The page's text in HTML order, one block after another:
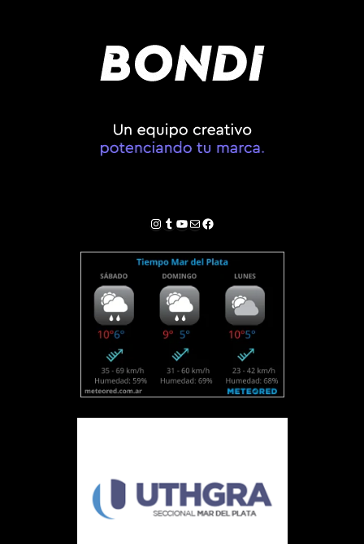
Instagram
Tumblr
YouTube
Correo electrónico
Facebook